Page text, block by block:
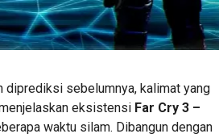
diprediksi sebelumnya, kalimat yang
eksistensi Far Cry 3 –
waktu silam. Dibangun dengan